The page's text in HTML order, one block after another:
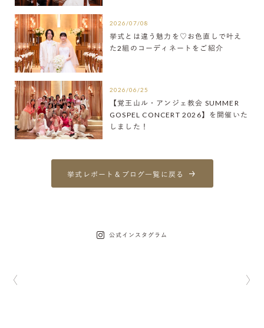
2026/07/08
挙式とは違う魅力を♡お色直しで叶え
た2組のコーディネートをご紹介
2026/06/25
【覚王山ル・アンジェ教会 SUMMER
GOSPEL CONCERT 2026】を開催いた
しました！
挙式レポート＆ブログ一覧に戻る
公式インスタグラム